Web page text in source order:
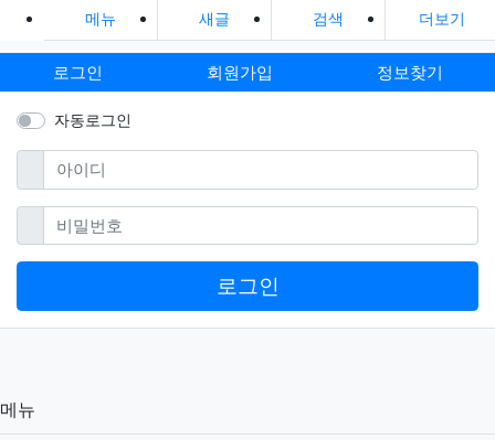
메뉴 새글 검색 더보기
로그인 회원가입 정보찾기
자동로그인
아이디필수
비밀번호필수
로그인
메뉴